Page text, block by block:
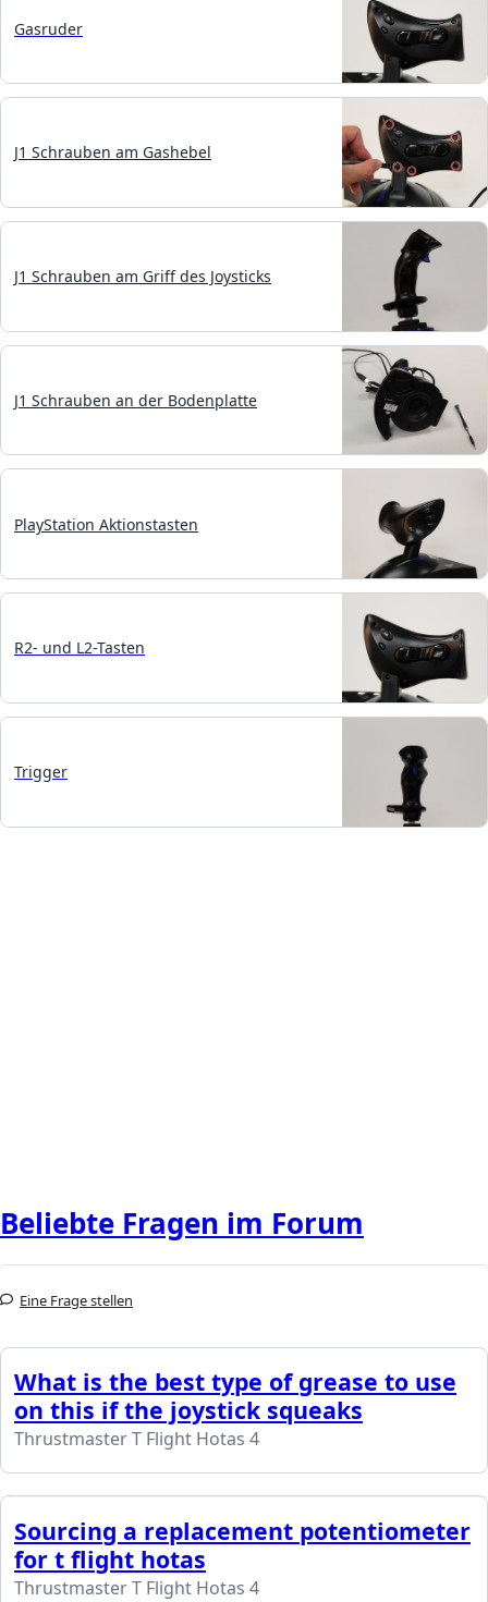
Gasruder
J1 Schrauben am Gashebel
J1 Schrauben am Griff des Joysticks
J1 Schrauben an der Bodenplatte
PlayStation Aktionstasten
R2- und L2-Tasten
Trigger
Beliebte Fragen im Forum
Eine Frage stellen
What is the best type of grease to use
on this if the joystick squeaks
Thrustmaster T Flight Hotas 4
Sourcing a replacement potentiometer
for t flight hotas
Thrustmaster T Flight Hotas 4